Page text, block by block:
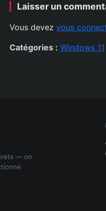
Laisser un
Vous devez vous
Catégories : Windows 11
— on